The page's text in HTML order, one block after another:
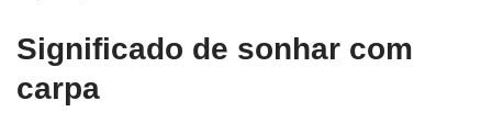
Significado de sonhar com
carpa